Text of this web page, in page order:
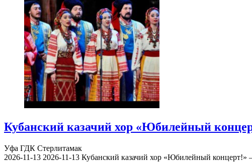
Кубанский казачий хор «Юбилейный
Уфа ГДК Стерлитамак
2026-11-13 2026-11-13 Кубанский казачий хор «Юбилейный концерт!»